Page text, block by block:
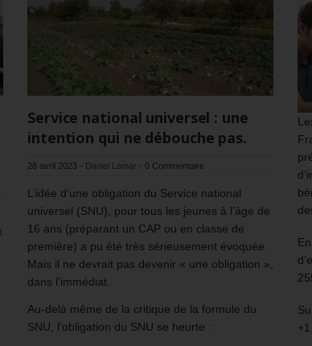
Service national universel : une
intention qui ne débouche pas.
28 avril 2023 - Daniel Lamar - 0 Commentaire
L’idée d’une obligation du Service national
universel (SNU), pour tous les jeunes à l’âge de
16 ans (préparant un CAP ou en classe de
première) a pu été très sérieusement évoquée.
Mais il ne devrait pas devenir « une obligation »,
dans l’immédiat.
Au-delà même de la critique de la formule du
SNU, l’obligation du SNU se heurte :